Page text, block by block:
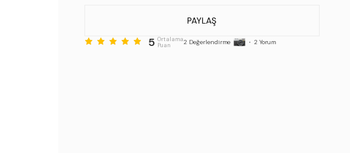
PAYLAŞ
5 Ortalama
Puan
2 Değerlendirme • 2 Yorum